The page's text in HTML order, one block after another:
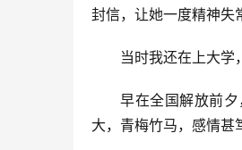
封信，让她一度精神失
当时我还在上大学
早在全国解放前
大，青梅竹马，感情甚